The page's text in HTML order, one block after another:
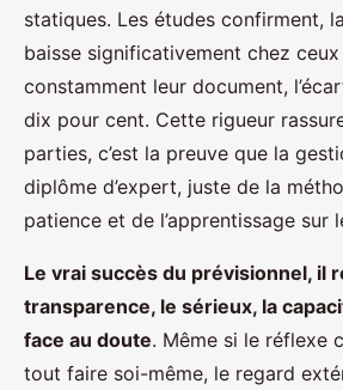
statiques. Les études confirment,
baisse significativement chez
constamment leur document,
dix pour cent. Cette rigueur
parties, c’est la preuve que la
diplôme d’expert, juste de la
patience et de l’apprentissage sur
Le vrai succès du prévisionnel, il
transparence, le sérieux, la
face au doute. Même si le réflexe
tout faire soi-même, le regard